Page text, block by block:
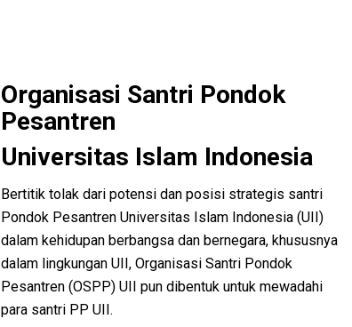
Organisasi Santri Pondok
Pesantren
Universitas Islam Indonesia
Bertitik tolak dari potensi dan posisi strategis santri
Pondok Pesantren Universitas Islam Indonesia (UII)
dalam kehidupan berbangsa dan bernegara, khususnya
dalam lingkungan UII, Organisasi Santri Pondok
Pesantren (OSPP) UII pun dibentuk untuk mewadahi
para santri PP UII.